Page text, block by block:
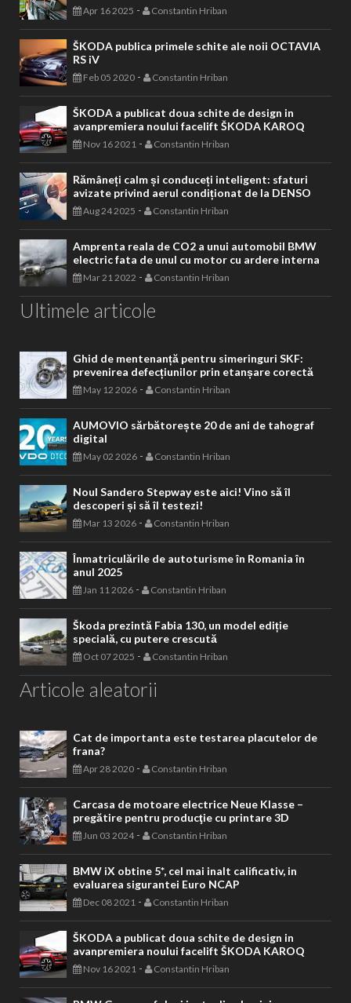
Apr 16 2025 - Constantin Hriban
ŠKODA publica primele schite ale noii OCTAVIA
RS iV
Feb 05 2020 - Constantin Hriban
ŠKODA a publicat doua schite de design in
avanpremiera noului facelift ŠKODA KAROQ
Nov 16 2021 - Constantin Hriban
Rămâneți calm și conduceți inteligent: sfaturi
avizate privind aerul condiționat de la DENSO
Aug 24 2025 - Constantin Hriban
Amprenta reala de CO2 a unui automobil BMW
electric fata de unul cu motor cu ardere interna
Mar 21 2022 - Constantin Hriban
Ultimele articole
Ghid de mentenanță pentru simeringuri SKF:
prevenirea defecțiunilor prin etanșare corectă
May 12 2026 - Constantin Hriban
AUMOVIO sărbătorește 20 de ani de tahograf
digital
May 02 2026 - Constantin Hriban
Noul Sandero Stepway este aici! Vino să îl
descoperi și să îl testezi!
Mar 13 2026 - Constantin Hriban
Înmatriculările de autoturisme în Romania în
anul 2025
Jan 11 2026 - Constantin Hriban
Škoda prezintă Fabia 130, un model ediție
specială, cu putere crescută
Oct 07 2025 - Constantin Hriban
Articole aleatorii
Cat de importanta este testarea placutelor de
frana?
Apr 28 2020 - Constantin Hriban
Carcasa de motoare electrice Neue Klasse –
pregătire pentru producţie cu printare 3D
Jun 03 2024- Constantin Hriban
BMW iX obtine 5*, cel mai inalt calificativ, in
evaluarea sigurantei Euro NCAP
Dec 08 2021 - Constantin Hriban
ŠKODA a publicat doua schite de design in
avanpremiera noului facelift ŠKODA KAROQ
Nov 16 2021 - Constantin Hriban